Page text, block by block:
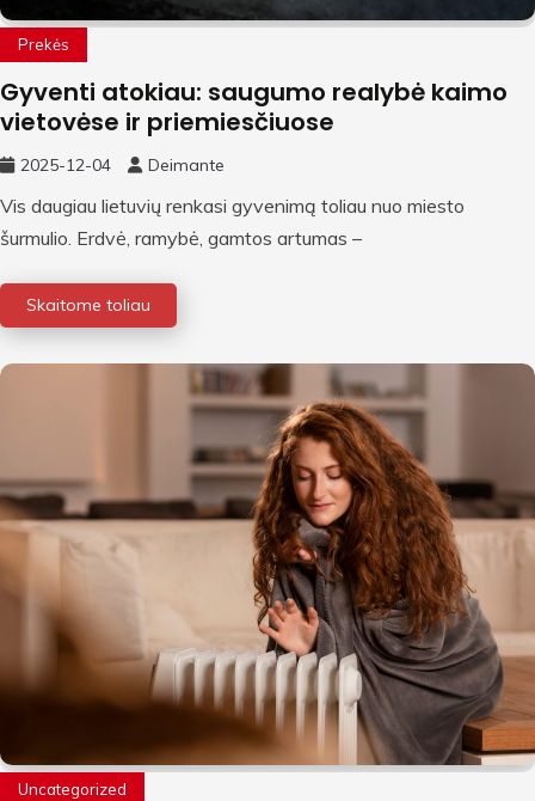
Prekės
Gyventi atokiau: saugumo realybė kaimo
vietovėse ir priemiesčiuose
2025-12-04 Deimante
Vis daugiau lietuvių renkasi gyvenimą toliau nuo miesto
šurmulio. Erdvė, ramybė, gamtos artumas –
Skaitome toliau
Uncategorized